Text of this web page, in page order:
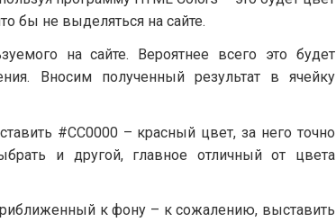
бы не выделяться на сайте.
на сайте. Вероятнее всего это будет
Вносим полученный результат в ячейку
#CC0000 – красный цвет, за него точно
и другой, главное отличный от цвета
к фону – к сожалению, выставить